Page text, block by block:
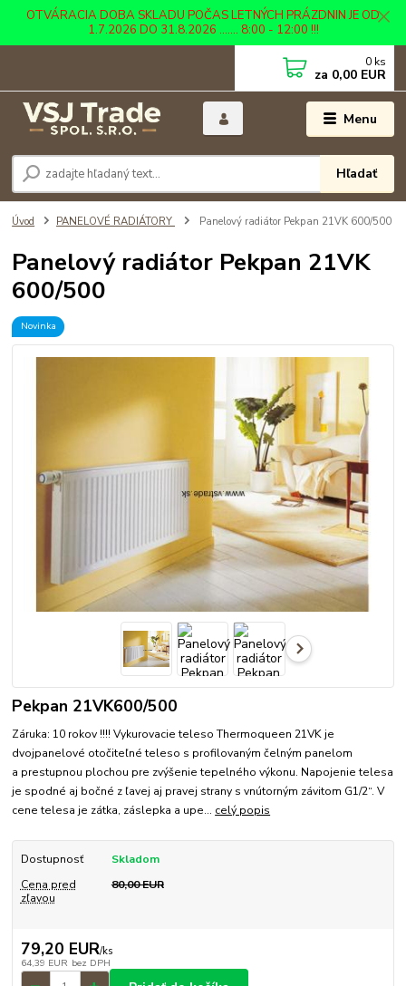
OTVÁRACIA DOBA SKLADU POČAS LETNÝCH PRÁZDNIN JE OD
1.7.2026 DO 31.8.2026 ....... 8:00 - 12:00 !!!
Menu
Hľadať
0 ks
za 0,00 EUR
Úvod PANELOVÉ RADIÁTORY Panelový radiátor Pekpan 21VK 600/500
Panelový radiátor Pekpan 21VK
600/500
Novinka
Pekpan 21VK600/500
Záruka: 10 rokov !!!! Vykurovacie teleso Thermoqueen 21VK je
dvojpanelové otočiteľné teleso s profilovaným čelným panelom
a prestupnou plochou pre zvýšenie tepelného výkonu. Napojenie telesa
je spodné aj bočné z ľavej aj pravej strany s vnútorným závitom G1/2“. V
cene telesa je zátka, záslepka a upe... celý popis
Dostupnosť
Skladom
Cena pred
zľavou
80,00 EUR
79,20 EUR/ks
64,39 EUR bez DPH